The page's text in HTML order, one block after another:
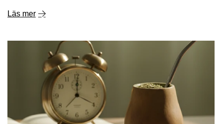
Läs mer